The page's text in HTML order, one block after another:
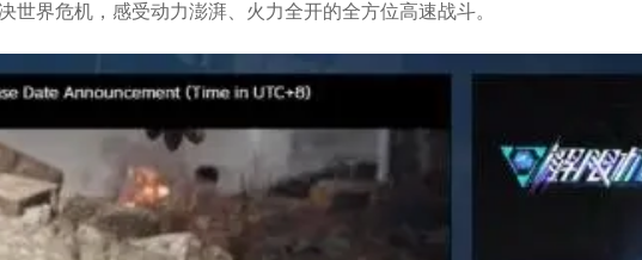
世界危机，感受动力澎湃、火力全开的全方位高速战斗。